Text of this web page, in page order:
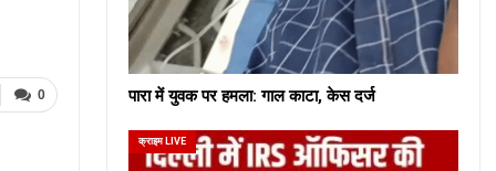
0 पारा में युवक पर हमला: गाल काटा, केस दर्ज
क्राइम LIVE